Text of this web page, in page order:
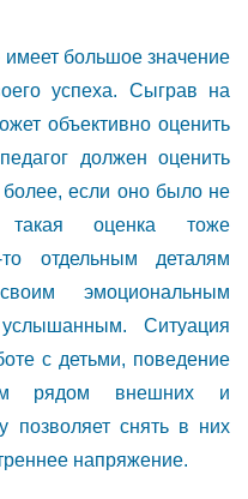
имеет большое значение
успеха. Сыграв на
объективно оценить
должен оценить
если оно было не
оценка тоже
отдельным деталям
эмоциональным
Ситуация
с детьми, поведение
рядом внешних и
позволяет снять в них
напряжение.